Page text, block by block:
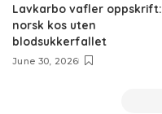
Lavkarbo vafler oppskrift:
norsk kos uten
blodsukkerfallet
June 30, 2026